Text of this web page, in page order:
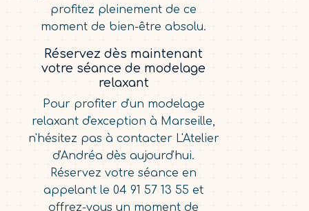
profitez pleinement de ce
moment de bien-être absolu.
Réservez dès maintenant
votre séance de modelage
relaxant
Pour profiter d'un modelage
relaxant d'exception à Marseille,
n'hésitez pas à contacter L'Atelier
d'Andréa dès aujourd'hui.
Réservez votre séance en
appelant le 04 91 57 13 55 et
offrez-vous un moment de